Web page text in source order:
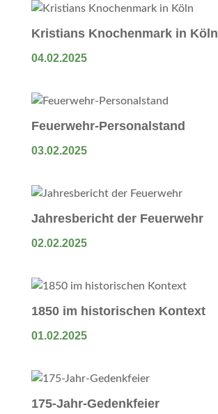
Kristians Knochenmark in Köln
04.02.2025
Feuerwehr-Personalstand
03.02.2025
Jahresbericht der Feuerwehr
02.02.2025
1850 im historischen Kontext
01.02.2025
175-Jahr-Gedenkfeier